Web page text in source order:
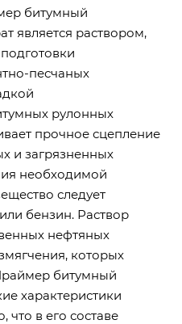
битумный
является раствором,
песчаных
рулонных
прочное сцепление
и загрязненных
необходимой
следует
бензин. Раствор
нефтяных
которых
битумный
характеристики
что в его составе